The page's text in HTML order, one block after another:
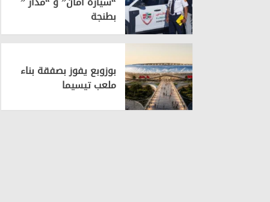
بطنجة
بوزوبع يفوز بصفقة بناء
ملعب تيسيما